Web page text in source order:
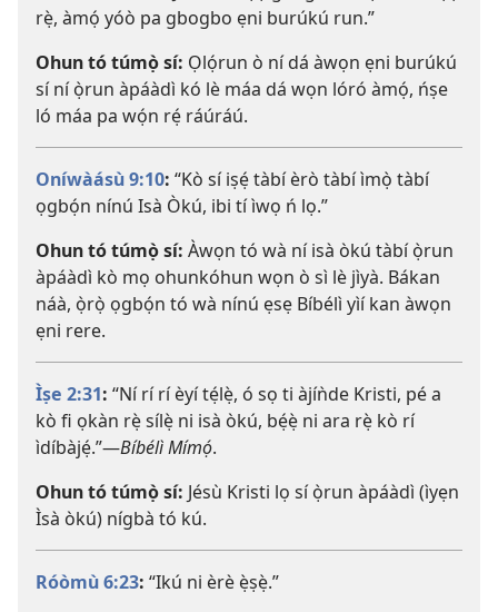
rẹ̀, àmọ́ yóò pa gbogbo ẹni burúkú run.”
Ohun tó túmọ̀ sí: Ọlọ́run ò ní dá àwọn ẹni burúkú
sí ní ọ̀run àpáàdì kó lè máa dá wọn lóró àmọ́, ńṣe
ló máa pa wọ́n rẹ́ ráúráú.
Oníwàásù 9:10: “Kò sí iṣẹ́ tàbí èrò tàbí ìmọ̀ tàbí
ọgbọ́n nínú Isà Òkú, ibi tí ìwọ ń lọ.”
Ohun tó túmọ̀ sí: Àwọn tó wà ní isà òkú tàbí ọ̀run
àpáàdì kò mọ ohunkóhun wọn ò sì lè jìyà. Bákan
náà, ọ̀rọ̀ ọgbọ́n tó wà nínú ẹsẹ Bíbélì yìí kan àwọn
ẹni rere.
Ìṣe 2:31: “Ní rí rí èyí tẹ́lẹ̀, ó sọ ti àjíǹde Kristi, pé a
kò fi ọkàn rẹ̀ sílẹ̀ ni isà òkú, bẹ́ẹ̀ ni ara rẹ̀ kò rí
ìdíbàjẹ́.”​—Bíbélì Mímọ́.
Ohun tó túmọ̀ sí: Jésù Kristi lọ sí ọ̀run àpáàdì (ìyẹn
Ìsà òkú) nígbà tó kú.
Róòmù 6:23: “Ikú ni èrè ẹ̀ṣẹ̀.”